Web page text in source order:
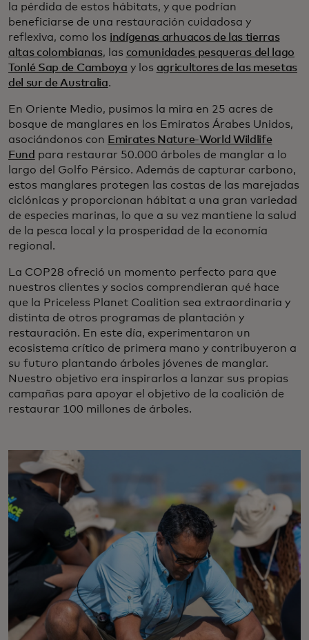
la pérdida de estos hábitats, y que podrían
beneficiarse de una restauración cuidadosa y
reflexiva, como los indígenas arhuacos de las tierras
altas colombianas, las comunidades pesqueras del lago
Tonlé Sap de Camboya y los agricultores de las mesetas
del sur de Australia.
En Oriente Medio, pusimos la mira en 25 acres de
bosque de manglares en los Emiratos Árabes Unidos,
asociándonos con Emirates Nature-World Wildlife
Fund para restaurar 50.000 árboles de manglar a lo
largo del Golfo Pérsico. Además de capturar carbono,
estos manglares protegen las costas de las marejadas
ciclónicas y proporcionan hábitat a una gran variedad
de especies marinas, lo que a su vez mantiene la salud
de la pesca local y la prosperidad de la economía
regional.
La COP28 ofreció un momento perfecto para que
nuestros clientes y socios comprendieran qué hace
que la Priceless Planet Coalition sea extraordinaria y
distinta de otros programas de plantación y
restauración. En este día, experimentaron un
ecosistema crítico de primera mano y contribuyeron a
su futuro plantando árboles jóvenes de manglar.
Nuestro objetivo era inspirarlos a lanzar sus propias
campañas para apoyar el objetivo de la coalición de
restaurar 100 millones de árboles.